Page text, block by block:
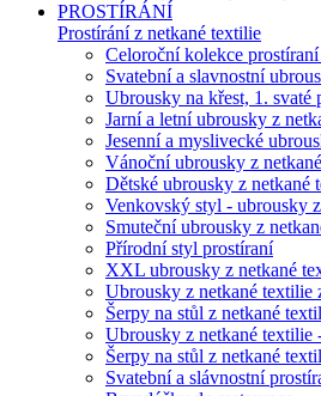
PROSTÍRÁNÍ
Prostírání z netkané textilie
Celoroční kolekce
Svatební a slavnostní
Ubrousky na křest, 1.
Jarní a letní ubrousky z
Jesenní a myslivecké
Vánoční ubrousky z
Dětské ubrousky z netkané
Venkovský styl - ubrousky
Smuteční ubrousky z
Přírodní styl prostíraní
XXL ubrousky z netkané
Ubrousky z netkané
Šerpy na stůl z netkané
Ubrousky z netkané textilie
Šerpy na stůl z netkané
Svatební a slávnostní